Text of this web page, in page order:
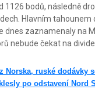
1126 bodů, následně
Hlavním
dnes zaznamenaly na
nebude čekat na
Norska, ruské dodávky
po odstavení Nord